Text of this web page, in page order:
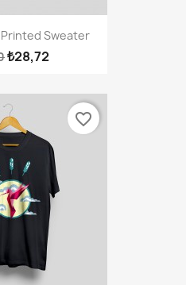
Sweater
₺28,72
favorite_border